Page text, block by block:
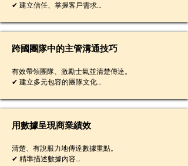
✔ 建立信任、掌握客戶需求
✔ 處理異議、引導溝通進程
跨國團隊中的主管溝通技巧
有效帶領團隊、激勵士氣並清楚傳達。
✔ 建立多元包容的團隊文化
✔ 有效進行一對一會議
用數據呈現商業績效
清楚、有說服力地傳達數據重點。
✔ 精準描述數據內容